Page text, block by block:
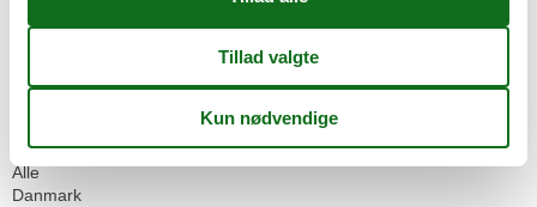
Artikeltyper
Inspiration
Geografier
Alle
Danmark